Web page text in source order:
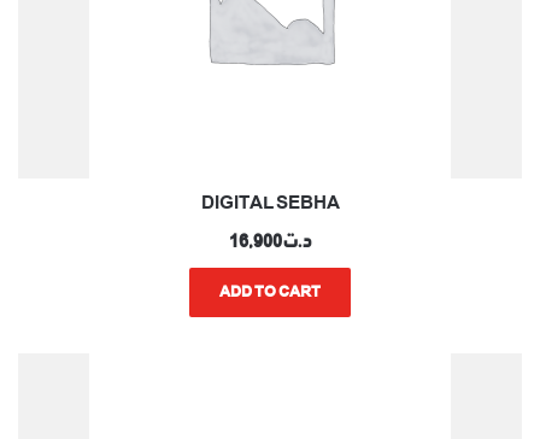
DIGITAL SEBHA
د.ت16,900
ADD TO CART